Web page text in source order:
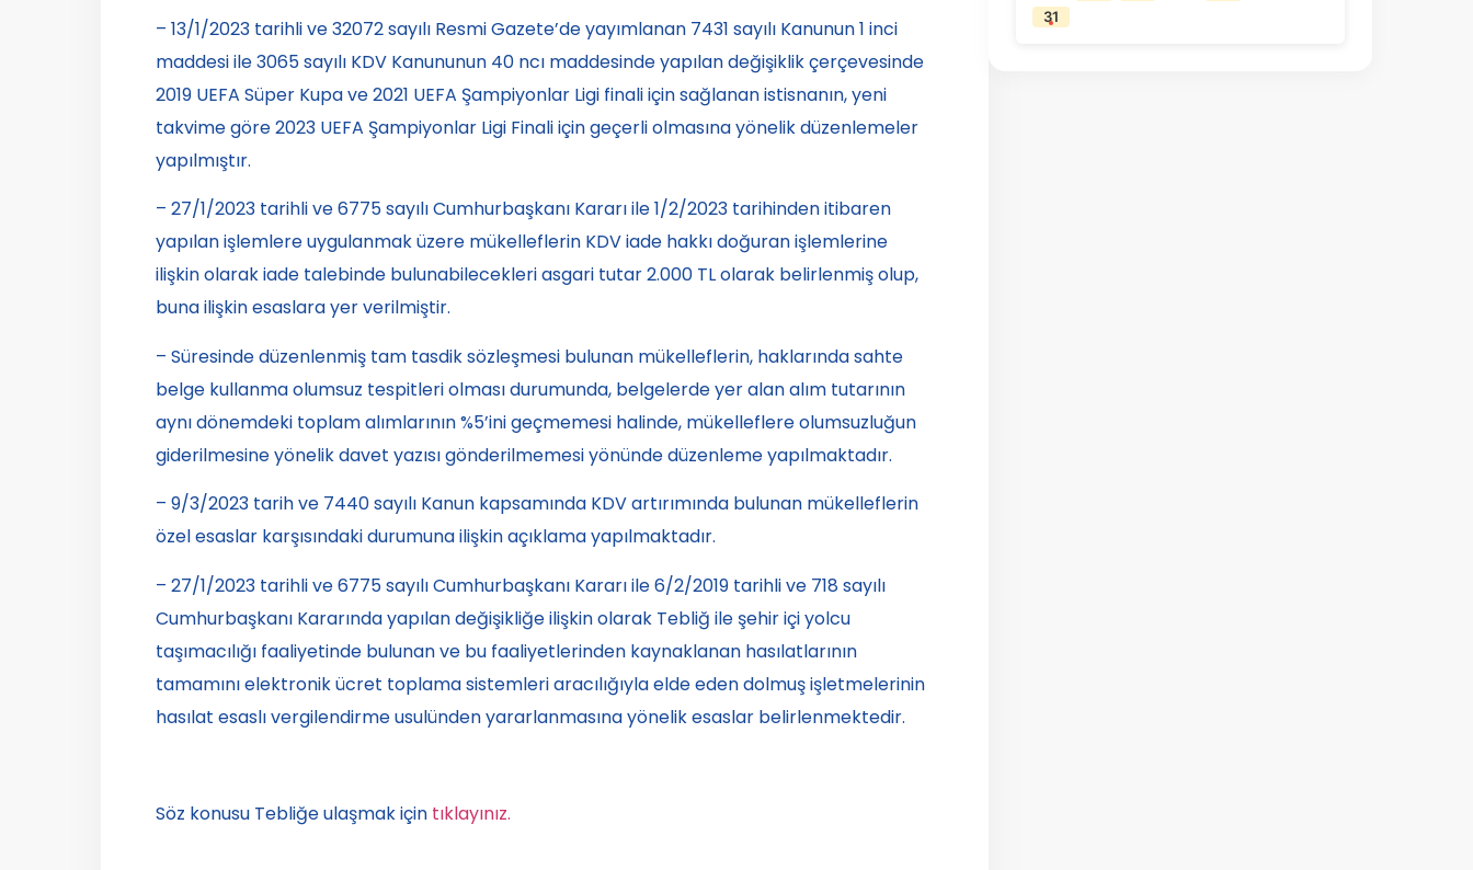
– 13/1/2023 tarihli ve 32072 sayılı Resmi Gazete’de yayımlanan 7431 sayılı Kanunun 1 inci
maddesi ile 3065 sayılı KDV Kanununun 40 ncı maddesinde yapılan değişiklik çerçevesinde
2019 UEFA Süper Kupa ve 2021 UEFA Şampiyonlar Ligi finali için sağlanan istisnanın, yeni
takvime göre 2023 UEFA Şampiyonlar Ligi Finali için geçerli olmasına yönelik düzenlemeler
yapılmıştır.
– 27/1/2023 tarihli ve 6775 sayılı Cumhurbaşkanı Kararı ile 1/2/2023 tarihinden itibaren
yapılan işlemlere uygulanmak üzere mükelleflerin KDV iade hakkı doğuran işlemlerine
ilişkin olarak iade talebinde bulunabilecekleri asgari tutar 2.000 TL olarak belirlenmiş olup,
buna ilişkin esaslara yer verilmiştir.
– Süresinde düzenlenmiş tam tasdik sözleşmesi bulunan mükelleflerin, haklarında sahte
belge kullanma olumsuz tespitleri olması durumunda, belgelerde yer alan alım tutarının
aynı dönemdeki toplam alımlarının %5’ini geçmemesi halinde, mükelleflere olumsuzluğun
giderilmesine yönelik davet yazısı gönderilmemesi yönünde düzenleme yapılmaktadır.
– 9/3/2023 tarih ve 7440 sayılı Kanun kapsamında KDV artırımında bulunan mükelleflerin
özel esaslar karşısındaki durumuna ilişkin açıklama yapılmaktadır.
– 27/1/2023 tarihli ve 6775 sayılı Cumhurbaşkanı Kararı ile 6/2/2019 tarihli ve 718 sayılı
Cumhurbaşkanı Kararında yapılan değişikliğe ilişkin olarak Tebliğ ile şehir içi yolcu
taşımacılığı faaliyetinde bulunan ve bu faaliyetlerinden kaynaklanan hasılatlarının
tamamını elektronik ücret toplama sistemleri aracılığıyla elde eden dolmuş işletmelerinin
hasılat esaslı vergilendirme usulünden yararlanmasına yönelik esaslar belirlenmektedir.
Söz konusu Tebliğe ulaşmak için tıklayınız.
31